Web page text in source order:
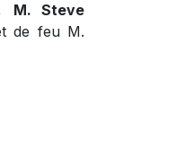
M. Steve
de feu M.